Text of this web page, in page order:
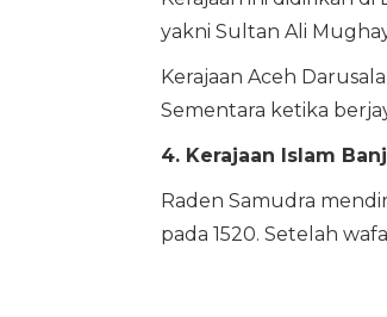
yakni Sultan Ali
Kerajaan Aceh
Sementara ketika
4. Kerajaan Islam
Raden Samudra
pada 1520. Setelah